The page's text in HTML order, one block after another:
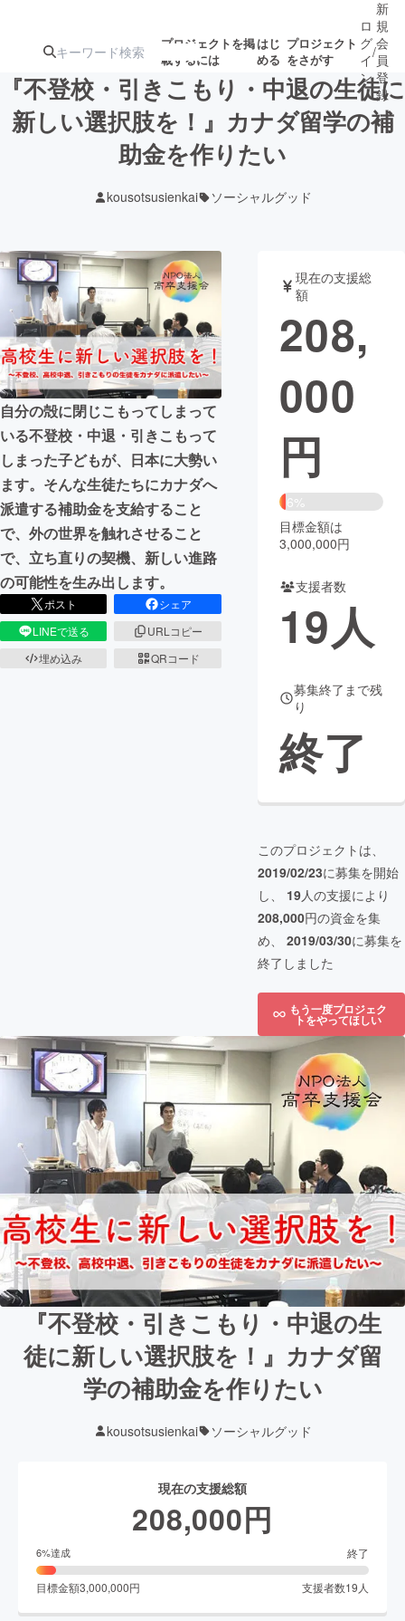
プロジェクトを掲
載するには
はじ
める
プロジェクト
をさがす
注目のリ 注目の新着プロ
ジェクト
募集終了が近いプ
テクノロジー・ガジェット
映像・映画 書籍・雑誌
ビジネス・起業 チャレンジ
まちづくり・地域活性化
CAMPFIRE for Social Good
CAMPFIRE Creation
CAMPFIREふるさと納税
コミュニティ
ロ
グ
イ
ン
/
新
規
会
員
登
録
『不登校・引きこもり・中退の生徒に
新しい選択肢を！』カナダ留学の補
助金を作りたい
kousotsusienkai ソーシャルグッド
自分の殻に閉じこもってしまって
いる不登校・中退・引きこもって
しまった子どもが、日本に大勢い
ます。そんな生徒たちにカナダへ
派遣する補助金を支給すること
で、外の世界を触れさせること
で、立ち直りの契機、新しい進路
の可能性を生み出します。
ポスト
シェア
LINEで送る
URLコピー
埋め込み
QRコード
現在の支援総
額
208,
000
円
6%
目標金額は
3,000,000円
支援者数
19人
募集終了まで残
り
終了
このプロジェクトは、
2019/02/23に募集を開始
し、 19人の支援により
208,000円の資金を集
め、 2019/03/30に募集を
終了しました
もう一度プロジェク
トをやってほしい
『不登校・引きこもり・中退の生
徒に新しい選択肢を！』カナダ留
学の補助金を作りたい
kousotsusienkai ソーシャルグッド
現在の支援総額
208,000円
6%達成 終了
目標金額3,000,000円 支援者数19 人